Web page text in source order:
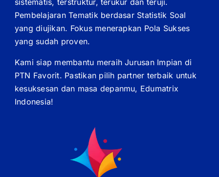
Pembelajaran Tematik berdasar Statistik Soal
yang diujikan. Fokus menerapkan Pola Sukses
yang sudah proven.
Kami siap membantu meraih Jurusan Impian di
PTN Favorit. Pastikan pilih partner terbaik untuk
kesuksesan dan masa depanmu, Edumatrix
Indonesia!